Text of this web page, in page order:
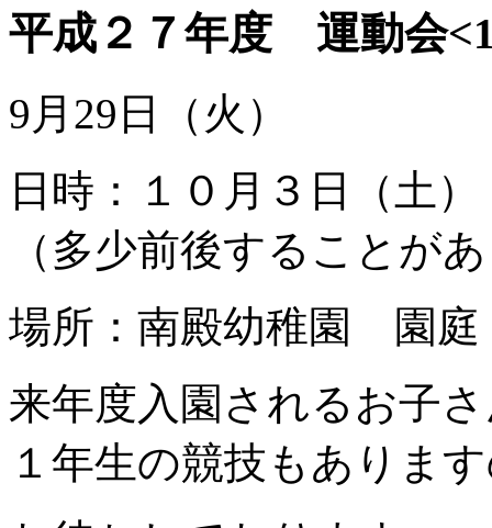
平成２７年度 運動会
9月29日（火）
日時：１０月３日（土
（多少前後することが
場所：南殿幼稚園 園庭
来年度入園されるお子
１年生の競技もありま